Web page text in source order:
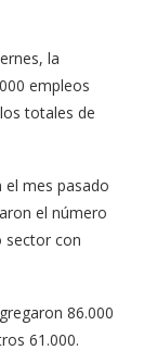
la
empleos
totales de
el mes pasado
el número
sector con
86.000
61.000.